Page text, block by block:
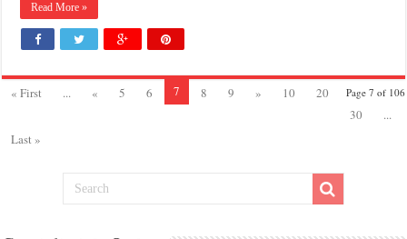
Read More »
Page 7 of 106
« First ... « 5 6 7 8 9 » 10
20
30
...
Last »